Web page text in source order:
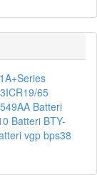
3ICR19/65
Batteri
Batteri BTY-
vgp bps38